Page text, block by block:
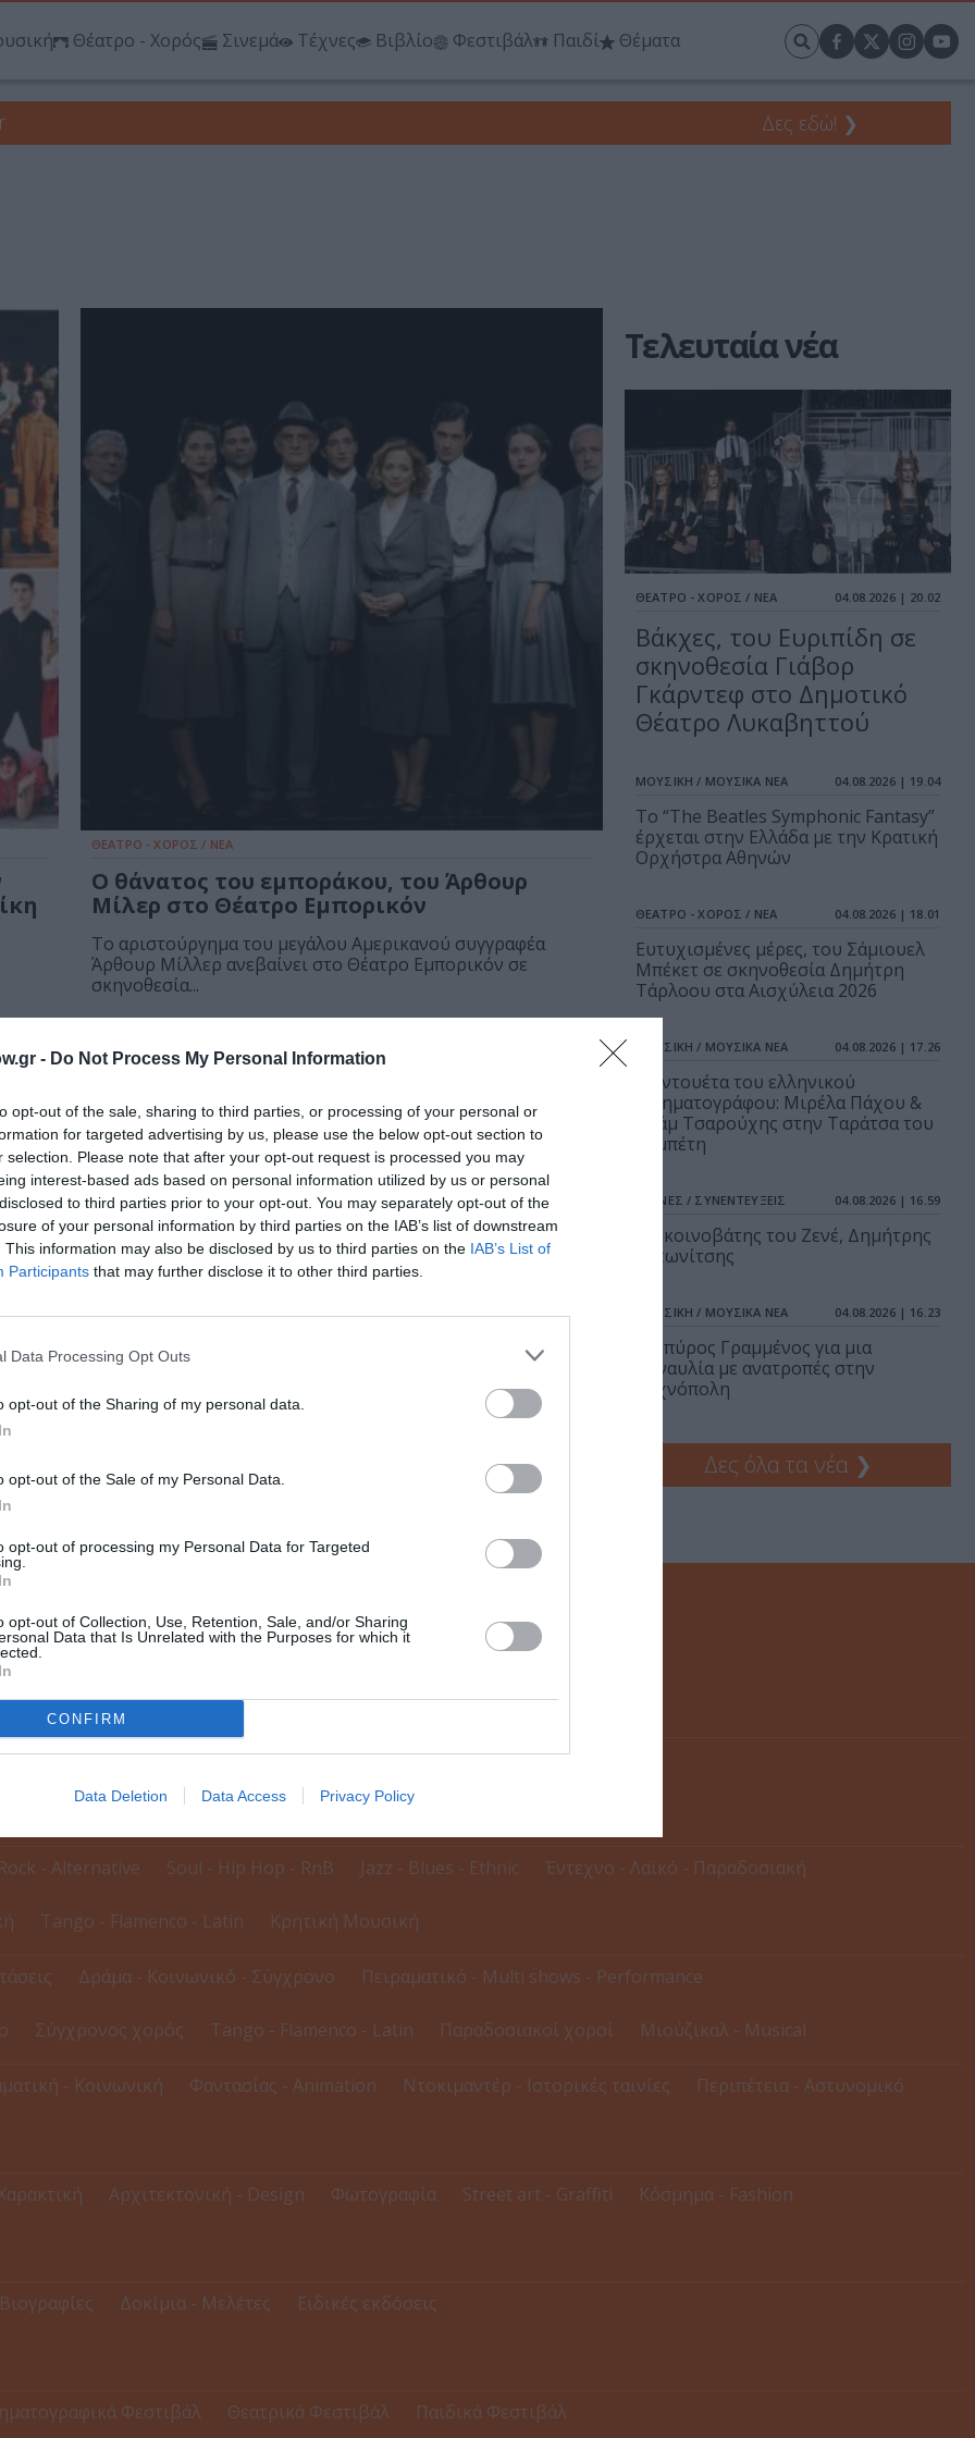
- Do Not Process My Personal Information
opt-out of the sale, sharing to third parties, or processing of your personal or
for targeted advertising by us, please use the below opt-out section to
selection. Please note that after your opt-out request is processed you may
interest-based ads based on personal information utilized by us or personal
to third parties prior to your opt-out. You may separately opt-out of the
of your personal information by third parties on the IAB’s list of downstream
This information may also be disclosed by us to third parties on the IAB’s List of
Participants that may further disclose it to other third parties.
Data Processing Opt Outs
opt-out of the Sharing of my personal data.
opt-out of the Sale of my Personal Data.
opt-out of processing my Personal Data for Targeted
opt-out of Collection, Use, Retention, Sale, and/or Sharing
Data that Is Unrelated with the Purposes for which it
CONFIRM
Data Deletion Data Access Privacy Policy
Θέατρο - Χορός Σινεμά Τέχνες Βιβλίο Φεστιβάλ Παιδί Θέματα
Δες εδώ! ❯
ΘΕΑΤΡΟ - ΧΟΡΟΣ / ΝΕΑ
Ο θάνατος του εμποράκου, του Άρθουρ
Μίλερ στο Θέατρο Εμπορικόν
Το αριστούργημα του μεγάλου Αμερικανού συγγραφέα
Άρθουρ Μίλλερ ανεβαίνει στο Θέατρο Εμπορικόν σε
σκηνοθεσία...
Τελευταία νέα
ΘΕΑΤΡΟ - ΧΟΡΟΣ / ΝΕΑ 04.08.2026 | 20.02
Βάκχες, του Ευριπίδη σε
σκηνοθεσία Γιάβορ
Γκάρντεφ στο Δημοτικό
Θέατρο Λυκαβηττού
ΜΟΥΣΙΚΗ / ΜΟΥΣΙΚΑ ΝΕΑ 04.08.2026 | 19.04
Το “The Beatles Symphonic Fantasy”
έρχεται στην Ελλάδα με την Κρατική
Ορχήστρα Αθηνών
ΘΕΑΤΡΟ - ΧΟΡΟΣ / ΝΕΑ 04.08.2026 | 18.01
Ευτυχισμένες μέρες, του Σάμιουελ
Μπέκετ σε σκηνοθεσία Δημήτρη
Τάρλοου στα Αισχύλεια 2026
ΜΟΥΣΙΚΗ / ΜΟΥΣΙΚΑ ΝΕΑ 04.08.2026 | 17.26
Τα ντουέτα του ελληνικού
κινηματογράφου: Μιρέλα Πάχου &
Αδάμ Τσαρούχης στην Ταράτσα του
Λαμπέτη
ΤΕΧΝΕΣ / ΣΥΝΕΝΤΕΥΞΕΙΣ 04.08.2026 | 16.59
Ο σκοινοβάτης του Ζενέ, Δημήτρης
Αντωνίτσης
ΜΟΥΣΙΚΗ / ΜΟΥΣΙΚΑ ΝΕΑ 04.08.2026 | 16.23
Ο Σπύρος Γραμμένος για μια
συναυλία με ανατροπές στην
Τεχνόπολη
Δες όλα τα νέα ❯
- Alternative Soul - Hip Hop - RnB Jazz - Blues - Ethnic Έντεχνο - Λαϊκό - Παραδοσιακή
Tango - Flamenco - Latin Κρητική Μουσική
Δράμα - Κοινωνικό - Σύγχρονο Πειραματικό - Multi shows - Performance
Σύγχρονος χορός Tango - Flamenco - Latin Παραδοσιακοί χοροί Μιούζικαλ - Musical
- Κοινωνική Φαντασίας - Animation Ντοκιμαντέρ - Ιστορικές ταινίες Περιπέτεια - Αστυνομικό
Αρχιτεκτονική - Design Φωτογραφία Street art - Graffiti Κόσμημα - Fashion
Βιογραφίες Δοκίμια - Μελέτες Ειδικές εκδόσεις
Φεστιβάλ Θεατρικά Φεστιβάλ Παιδικά Φεστιβάλ